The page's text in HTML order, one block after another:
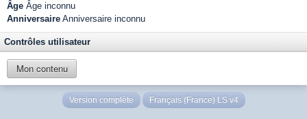
Âge Âge inconnu
Anniversaire Anniversaire inconnu
Contrôles utilisateur
Mon contenu
Version complète Français (France) LS v4